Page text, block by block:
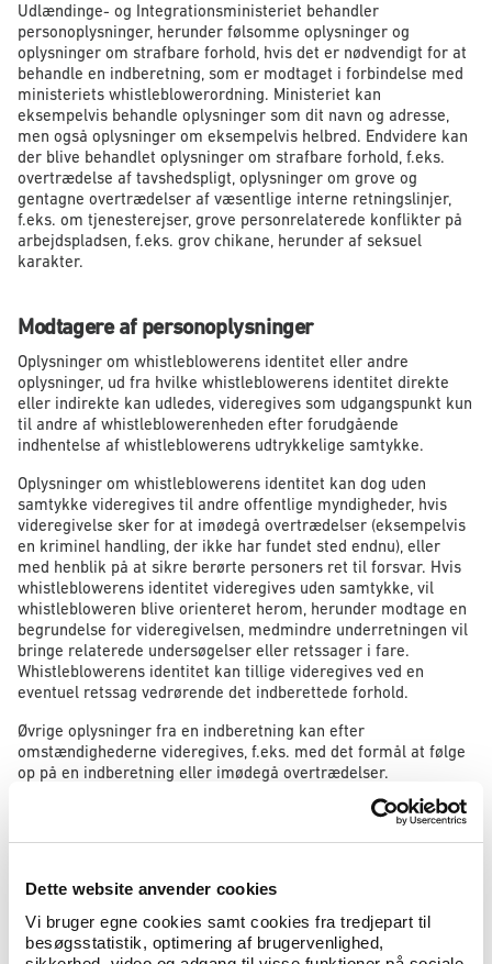
Dette website anvender cookies
Vi bruger egne cookies samt cookies fra tredjepart til
besøgsstatistik, optimering af brugervenlighed,
Udlændinge- og Integrationsministeriet behandler
personoplysninger, herunder følsomme oplysninger og
oplysninger om strafbare forhold, hvis det er nødvendigt for at
behandle en indberetning, som er modtaget i forbindelse med
ministeriets whistleblowerordning. Ministeriet kan
eksempelvis behandle oplysninger som dit navn og adresse,
men også oplysninger om eksempelvis helbred. Endvidere kan
der blive behandlet oplysninger om strafbare forhold, f.eks.
overtrædelse af tavshedspligt, oplysninger om grove og
gentagne overtrædelser af væsentlige interne retningslinjer,
f.eks. om tjenesterejser, grove personrelaterede konflikter på
arbejdspladsen, f.eks. grov chikane, herunder af seksuel
karakter.
Modtagere af personoplysninger
Oplysninger om whistleblowerens identitet eller andre
oplysninger, ud fra hvilke whistleblowerens identitet direkte
eller indirekte kan udledes, videregives som udgangspunkt kun
til andre af whistleblowerenheden efter forudgående
indhentelse af whistleblowerens udtrykkelige samtykke.
Oplysninger om whistleblowerens identitet kan dog uden
samtykke videregives til andre offentlige myndigheder, hvis
videregivelse sker for at imødegå overtrædelser (eksempelvis
en kriminel handling, der ikke har fundet sted endnu), eller
med henblik på at sikre berørte personers ret til forsvar. Hvis
whistleblowerens identitet videregives uden samtykke, vil
whistlebloweren blive orienteret herom, herunder modtage en
begrundelse for videregivelsen, medmindre underretningen vil
bringe relaterede undersøgelser eller retssager i fare.
Whistleblowerens identitet kan tillige videregives ved en
eventuel retssag vedrørende det indberettede forhold.
Øvrige oplysninger fra en indberetning kan efter
omstændighederne videregives, f.eks. med det formål at følge
op på en indberetning eller imødegå overtrædelser.
Whistlebloweren skal underrettes forud for videregivelse af
oplysninger om whistleblowerens identitet, medmindre det vil
eller ødelagt, risiko for påvirkning af vidner, eller hvis der er
mistanke om, at whistlebloweren bevidst har indberettet falsk
indberetning. Det er ikke et krav efter whistleblowerloven, at
whistlebloweren underrettes om videregivelse af øvrige